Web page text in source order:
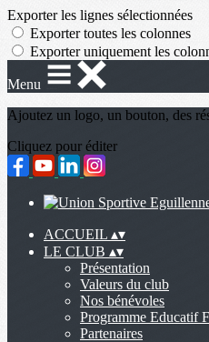
Exporter les lignes sélectionnées
Exporter toutes les colonnes
Exporter uniquement les
Menu
Ajoutez un logo, un bouton, des
Cliquez pour éditer
ACCUEIL ▴▾
LE CLUB ▴▾
Présentation
Valeurs du club
Nos bénévoles
Programme Educatif
Partenaires